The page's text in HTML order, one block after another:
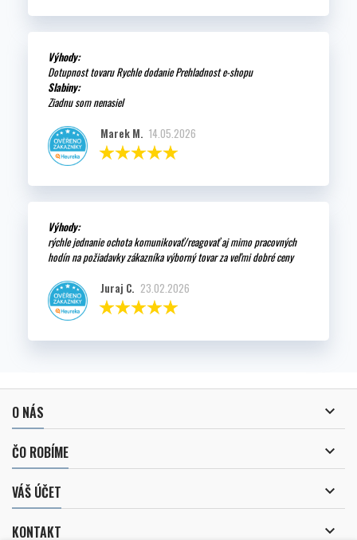
Výhody:
Dotupnost tovaru Rychle dodanie Prehladnost e-shopu
Slabiny:
Ziadnu som nenasiel
Marek M. 14.05.2026
Výhody:
rýchle jednanie ochota komunikovať/reagovať aj mimo pracovných
hodín na požiadavky zákazníka výborný tovar za veľmi dobré ceny
Juraj C. 23.02.2026
O NÁS 
ČO ROBÍME 
VÁŠ ÚČET 
KONTAKT 